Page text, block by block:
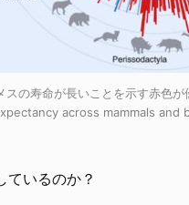
の寿命が長いことを示す赤色
across mammals and
ているのか？